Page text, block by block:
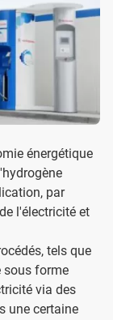
énergétique
par
l'électricité et
tels que
sous forme
via des
une certaine